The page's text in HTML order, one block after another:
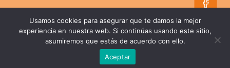
© 2024 CIRE - Centro Ignaciano
de Reflexión y Espiritualidad.
Diseño web por:
Interactivo
Usamos cookies para asegurar que te damos la mejor
experiencia en nuestra web. Si continúas usando este sitio,
asumiremos que estás de acuerdo con ello.
Aceptar